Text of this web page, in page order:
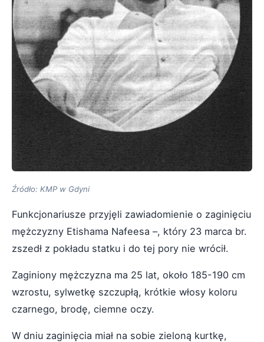
Źródło: KMP w Gdyni
Funkcjonariusze przyjęli zawiadomienie o zaginięciu
mężczyzny Etishama Nafeesa –, który 23 marca br.
zszedł z pokładu statku i do tej pory nie wrócił.
Zaginiony mężczyzna ma 25 lat, około 185-190 cm
wzrostu, sylwetkę szczupłą, krótkie włosy koloru
czarnego, brodę, ciemne oczy.
W dniu zaginięcia miał na sobie zieloną kurtkę,